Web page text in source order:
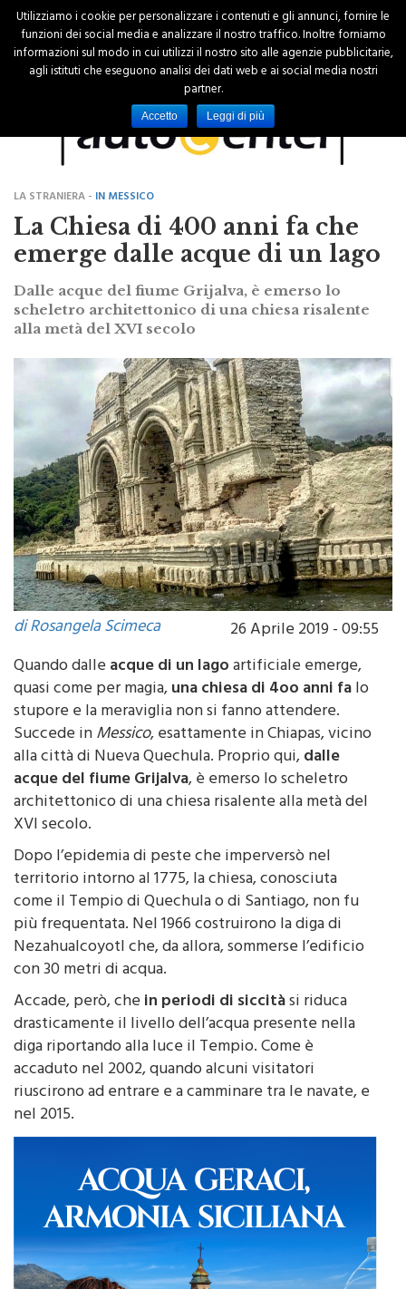
LA STRANIERA -IN MESSICO
La Chiesa di 400 anni fa che
emerge dalle acque di un lago
Dalle acque del fiume Grijalva, è emerso lo
scheletro architettonico di una chiesa risalente
di Rosangela Scimeca
26 Aprile 2019 - 09:55
Quando dalleacque di un lagoartificiale emerge,
quasi come per magia,una chiesa di 4oo anni fa
stupore e la meraviglia non si fanno attendere.
Succede inMessico, esattamente in Chiapas, vicino
alla città di Nueva Quechula. Proprio qui,dalle
acque del fiume Grijalva, è emerso lo scheletro
architettonico di una chiesa risalente alla metà del
XVI secolo.
Dopo l’epidemia di peste che imperversò nel
territorio intorno al 1775, la chiesa, conosciuta
come il Tempio di Quechula o di Santiago, non fu
più frequentata. Nel 1966 costruirono la diga di
Nezahualcoyotl che, da allora, sommerse l’edificio
con 30 metri di acqua.
Accade, però, chein periodi di siccitàsi riduca
drasticamente il livello dell’acqua presente nella
diga riportando alla luce il Tempio. Come è
accaduto nel 2002, quando alcuni visitatori
riuscirono ad entrare e a camminare tra le navate, e
nel 2015.
Utilizziamo i cookie per personalizzare i contenuti e gli annunci, fornire le
funzioni dei social media e analizzare il nostro traffico. Inoltre forniamo
informazioni sul modo in cui utilizzi il nostro sito alle agenzie pubblicitarie,
agli istituti che eseguono analisi dei dati web e ai social media nostri
partner.
Accetto Leggi di più